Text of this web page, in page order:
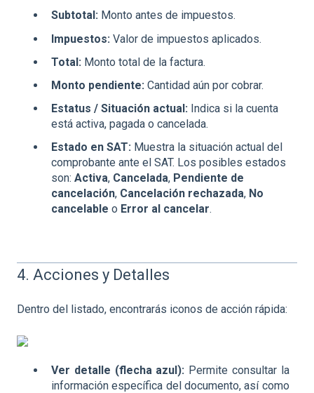
Subtotal: Monto antes de impuestos.
Impuestos: Valor de impuestos aplicados.
Total: Monto total de la factura.
Monto pendiente: Cantidad aún por cobrar.
Estatus / Situación actual: Indica si la cuenta
está activa, pagada o cancelada.
Estado en SAT: Muestra la situación actual del
comprobante ante el SAT. Los posibles estados
son: Activa, Cancelada, Pendiente de
cancelación, Cancelación rechazada, No
cancelable o Error al cancelar.
4. Acciones y Detalles
Dentro del listado, encontrarás iconos de acción rápida:
Ver detalle (flecha azul): Permite consultar la
información específica del documento, así como